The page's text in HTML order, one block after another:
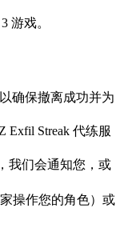
游戏。
确保撤离成功并为
Streak 代练服
我们会通知您，或
操作您的角色）或